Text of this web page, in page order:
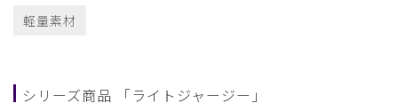
軽量素材
シリーズ商品 「ライトジャージー」